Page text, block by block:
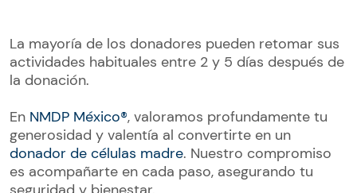
La mayoría de los donadores pueden retomar sus
actividades habituales entre 2 y 5 días después de
la donación.
En NMDP México®, valoramos profundamente tu
generosidad y valentía al convertirte en un
donador de células madre. Nuestro compromiso
es acompañarte en cada paso, asegurando tu